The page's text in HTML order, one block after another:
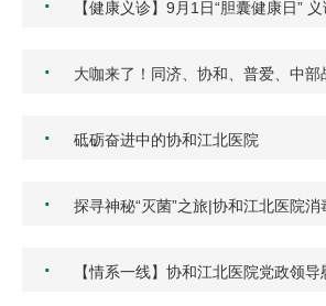
· 【健康义诊】9月1日“胆囊健康日”
· 大咖来了！同济、协和、普爱、中
· 砥砺奋进中的协和江北医院
· 探寻神秘“灭菌”之旅|协和江北医院
· 【情系一线】协和江北医院党政领